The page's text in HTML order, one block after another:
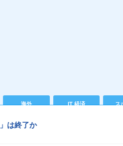
海外 IT 経済 ス
は終了か